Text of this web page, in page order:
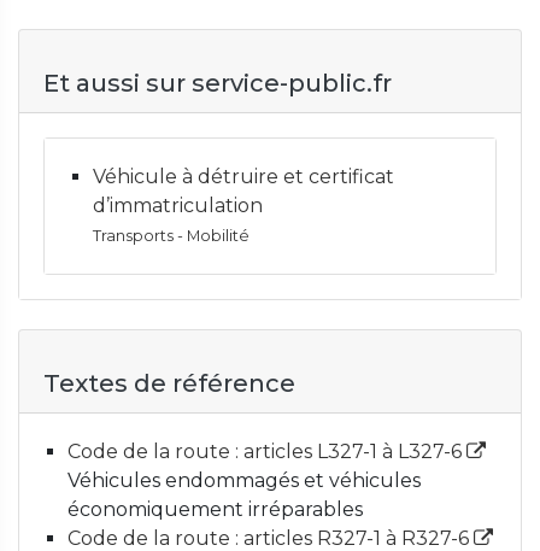
Et aussi sur service-public.fr
Véhicule à détruire et certificat
d’immatriculation
Transports - Mobilité
Textes de référence
Code de la route : articles L327-1 à L327-6
Véhicules endommagés et véhicules
économiquement irréparables
Code de la route : articles R327-1 à R327-6